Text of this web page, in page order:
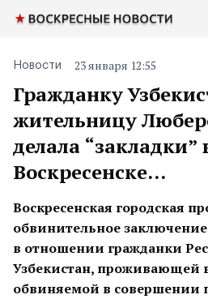
Гражданку
жительницу
делала “закладки”
Воскресенске…
Новости 23 января 12:55
Воскресенская городская
обвинительное
в отношении гражданки
Узбекистан, проживающей
обвиняемой в совершении